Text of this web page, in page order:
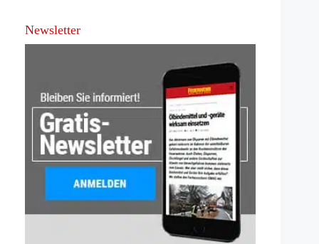
Newsletter